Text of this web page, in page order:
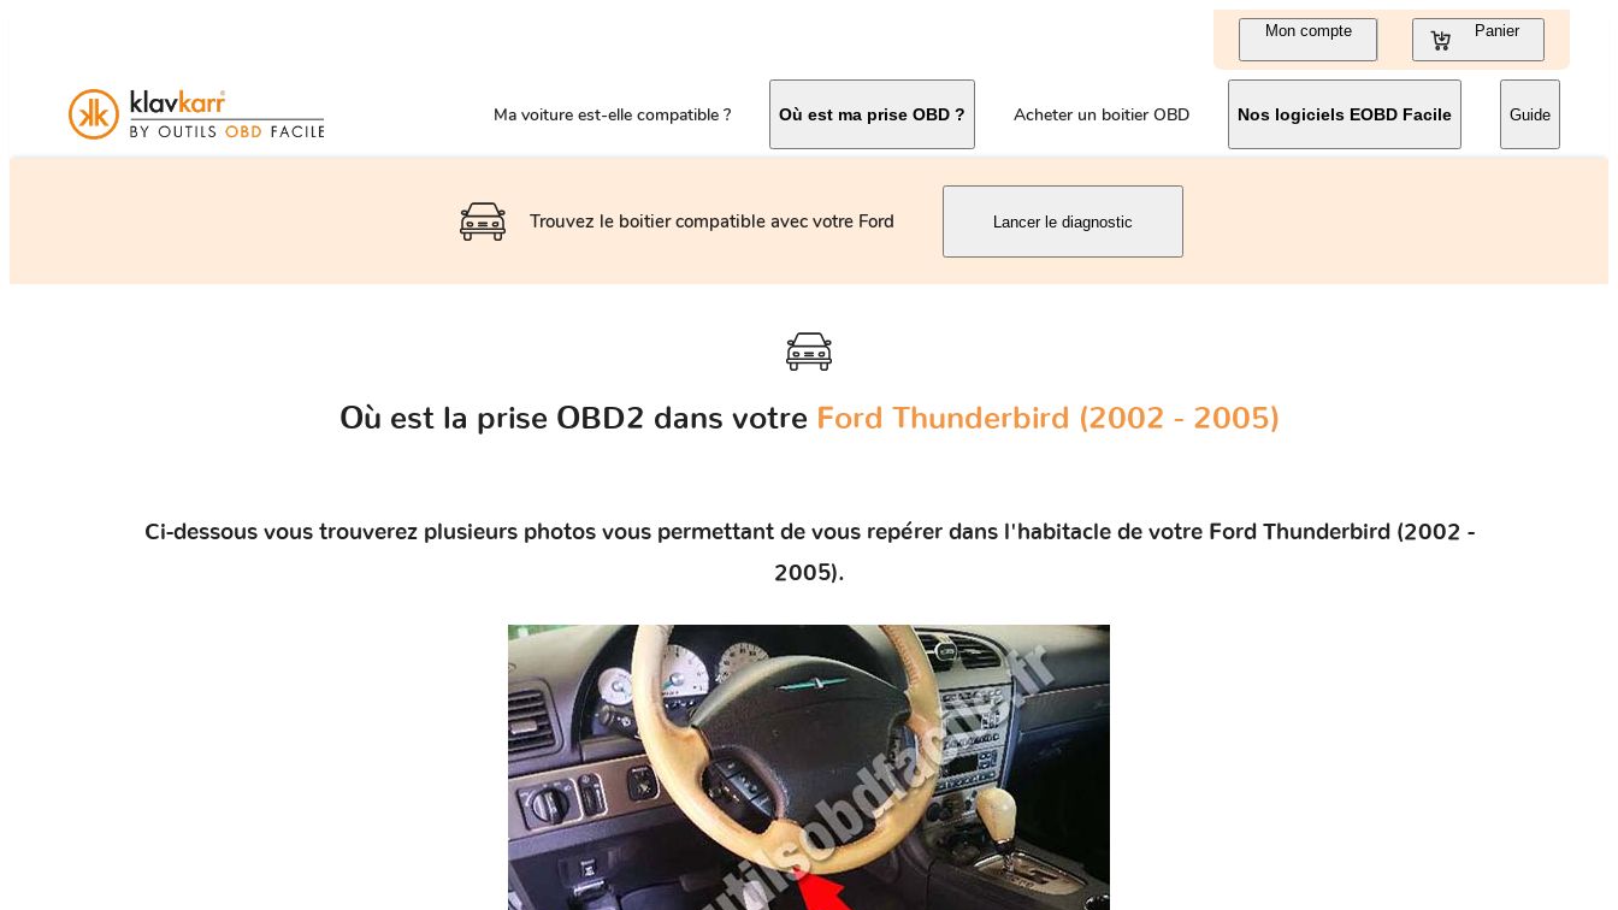
Mon compte Panier
Ma voiture est-elle compatible ? Où est ma prise OBD ? Acheter un boitier OBD Nos logiciels EOBD Facile Guide
Trouvez le boitier compatible avec votre Ford Lancer le diagnostic
Où est la prise OBD2 dans votre Ford Thunderbird (2002 - 2005)
Ci-dessous vous trouverez plusieurs photos vous permettant de vous repérer dans l'habitacle de votre Ford Thunderbird (2002 -
2005).